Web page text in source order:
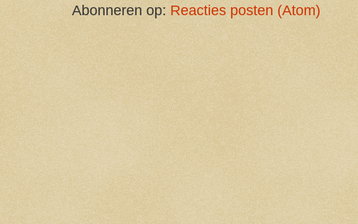
Abonneren op: Reacties posten (Atom)